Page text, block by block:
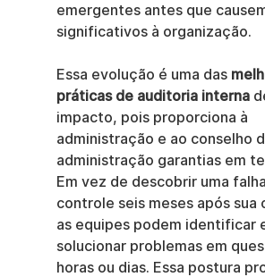
emergentes antes que
significativos à organização.
Essa evolução é uma das
práticas de auditoria interna
impacto, pois proporciona à
administração e ao conselho
administração garantias em
Em vez de descobrir uma
controle seis meses após sua
as equipes podem identificar
solucionar problemas em
horas ou dias. Essa postura